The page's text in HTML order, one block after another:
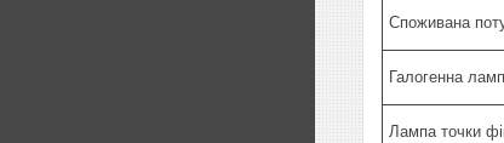
Споживана
Галогенна
Лампа точки